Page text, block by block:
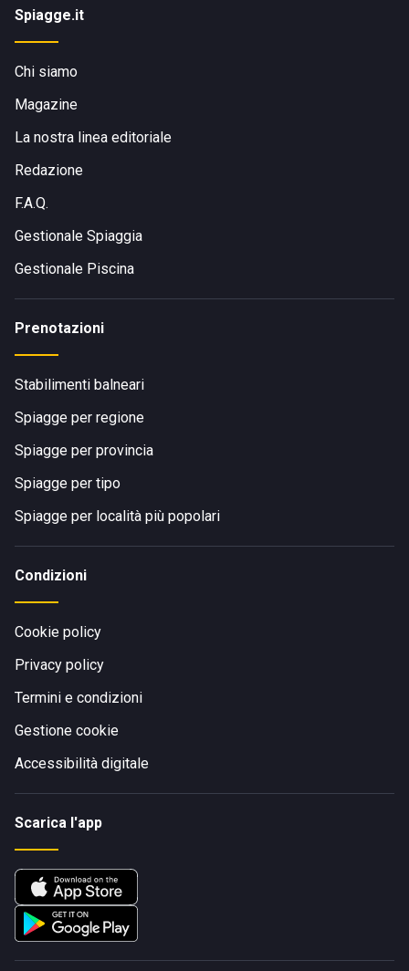
Spiagge.it
Chi siamo
Magazine
La nostra linea editoriale
Redazione
F.A.Q.
Gestionale Spiaggia
Gestionale Piscina
Prenotazioni
Stabilimenti balneari
Spiagge per regione
Spiagge per provincia
Spiagge per tipo
Spiagge per località più popolari
Condizioni
Cookie policy
Privacy policy
Termini e condizioni
Gestione cookie
Accessibilità digitale
Scarica l'app